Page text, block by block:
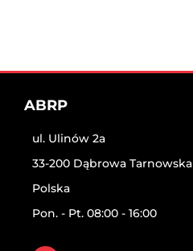
ABRP
ul. Ulinów 2a
33-200 Dąbrowa Tarnowska
Polska
Pon. - Pt. 08:00 - 16:00